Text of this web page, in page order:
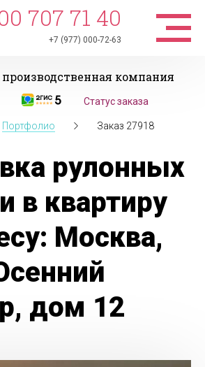
707 71 40
+7 (977) 000-72-63
компания
Статус заказа
Портфолио Заказ 27918
рулонных
в квартиру
Москва,
дом 12